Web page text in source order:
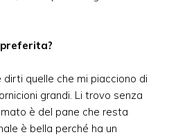
dirti quelle che mi piacciono di
grandi. Li trovo senza
è del pane che resta
è bella perché ha un